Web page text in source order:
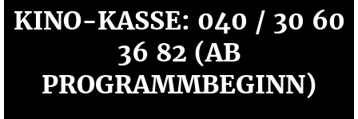
KINO-KASSE: 040 / 30 60
36 82 (AB
PROGRAMMBEGINN)